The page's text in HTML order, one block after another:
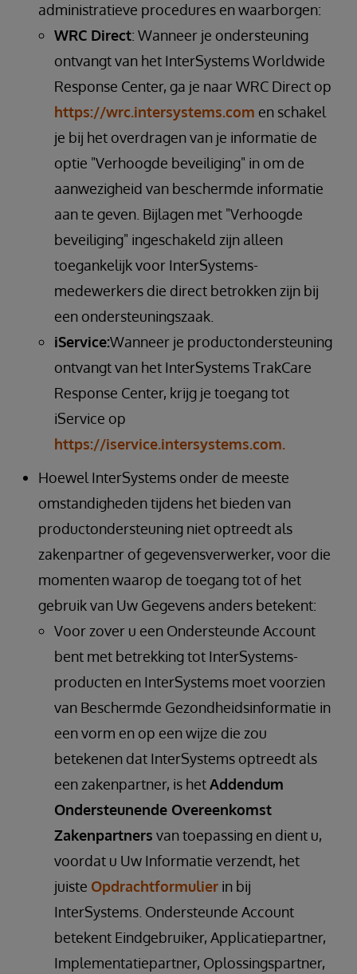
administratieve procedures en waarborgen:
WRC Direct: Wanneer je ondersteuning
ontvangt van het InterSystems Worldwide
Response Center, ga je naar WRC Direct op
https://wrc.intersystems.com en schakel
je bij het overdragen van je informatie de
optie "Verhoogde beveiliging" in om de
aanwezigheid van beschermde informatie
aan te geven. Bijlagen met "Verhoogde
beveiliging" ingeschakeld zijn alleen
toegankelijk voor InterSystems-
medewerkers die direct betrokken zijn bij
een ondersteuningszaak.
iService:Wanneer je productondersteuning
ontvangt van het InterSystems TrakCare
Response Center, krijg je toegang tot
iService op
https://iservice.intersystems.com.
Hoewel InterSystems onder de meeste
omstandigheden tijdens het bieden van
productondersteuning niet optreedt als
zakenpartner of gegevensverwerker, voor die
momenten waarop de toegang tot of het
gebruik van Uw Gegevens anders betekent:
Voor zover u een Ondersteunde Account
bent met betrekking tot InterSystems-
producten en InterSystems moet voorzien
van Beschermde Gezondheidsinformatie in
een vorm en op een wijze die zou
betekenen dat InterSystems optreedt als
een zakenpartner, is hetAddendum
Ondersteunende Overeenkomst
Zakenpartners van toepassing en dient u,
voordat u Uw Informatie verzendt, het
juiste Opdrachtformulier in bij
InterSystems. Ondersteunde Account
betekent Eindgebruiker, Applicatiepartner,
Implementatiepartner, Oplossingspartner,